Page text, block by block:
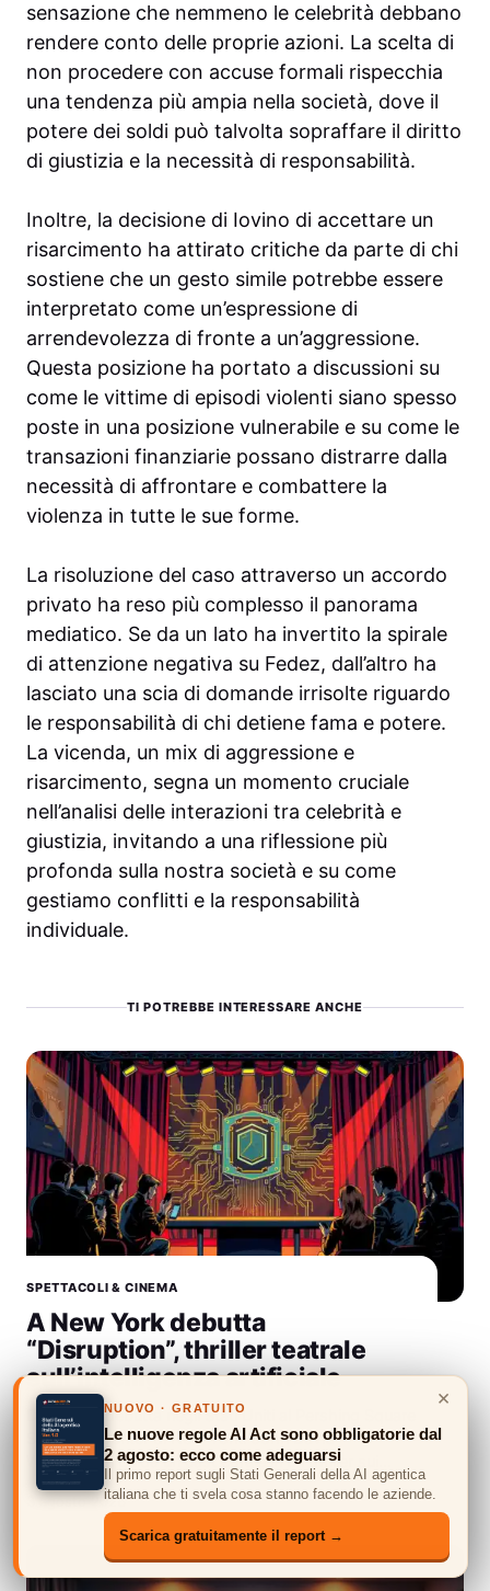
sensazione che nemmeno le celebrità debbano
rendere conto delle proprie azioni. La scelta di
non procedere con accuse formali rispecchia
una tendenza più ampia nella società, dove il
potere dei soldi può talvolta sopraffare il diritto
di giustizia e la necessità di responsabilità.
Inoltre, la decisione di Iovino di accettare un
risarcimento ha attirato critiche da parte di chi
sostiene che un gesto simile potrebbe essere
interpretato come un’espressione di
arrendevolezza di fronte a un’aggressione.
Questa posizione ha portato a discussioni su
come le vittime di episodi violenti siano spesso
poste in una posizione vulnerabile e su come le
transazioni finanziarie possano distrarre dalla
necessità di affrontare e combattere la
violenza in tutte le sue forme.
La risoluzione del caso attraverso un accordo
privato ha reso più complesso il panorama
mediatico. Se da un lato ha invertito la spirale
di attenzione negativa su Fedez, dall’altro ha
lasciato una scia di domande irrisolte riguardo
le responsabilità di chi detiene fama e potere.
La vicenda, un mix di aggressione e
risarcimento, segna un momento cruciale
nell’analisi delle interazioni tra celebrità e
giustizia, invitando a una riflessione più
profonda sulla nostra società e su come
gestiamo conflitti e la responsabilità
individuale.
TI POTREBBE INTERESSARE ANCHE
SPETTACOLI & CINEMA
A New York debutta
“Disruption”, thriller teatrale
sull’intelligenza artificiale
Disruption debutta negli Stati Uniti al Pershing Square
Signature Center di New York. John David
Washington guida un cast corale in un thriller sui…
3 agosto 2026
×
NUOVO · GRATUITO
Le nuove regole AI Act sono obbligatorie dal
2 agosto: ecco come adeguarsi
Il primo report sugli Stati Generali della AI agentica
italiana che ti svela cosa stanno facendo le aziende.
Scarica gratuitamente il report →